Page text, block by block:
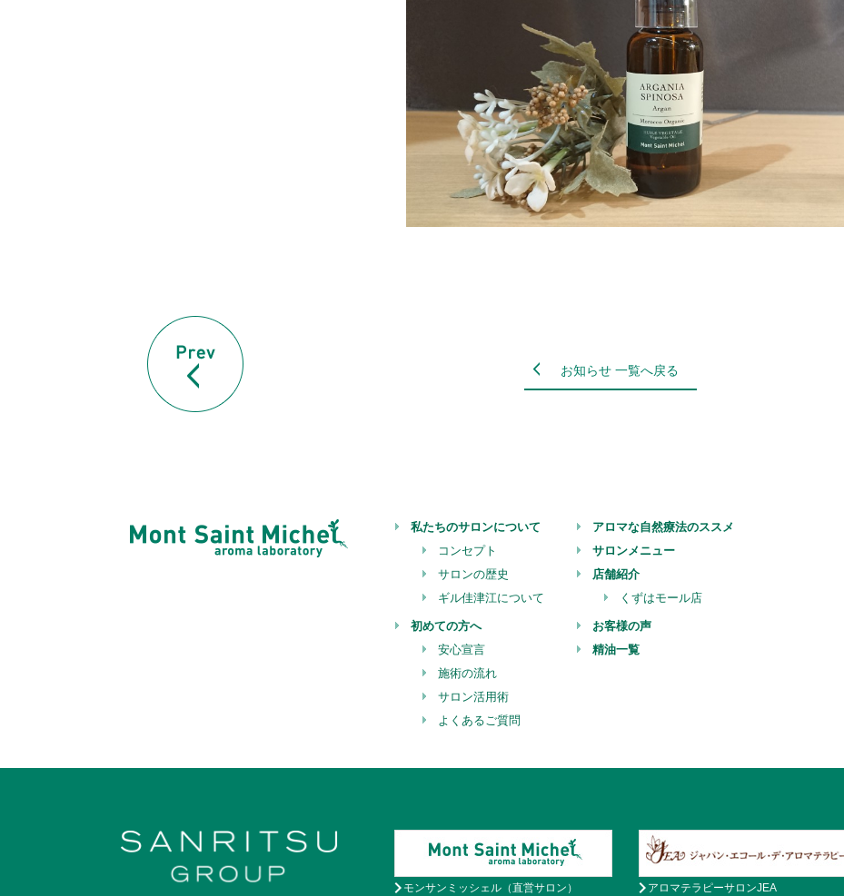
お知らせ 一覧へ戻る
私たちのサロンについて
コンセプト
サロンの歴史
ギル佳津江について
初めての方へ
安心宣言
施術の流れ
サロン活用術
よくあるご質問
アロマな自然療法のススメ
サロンメニュー
店舗紹介
くずはモール店
お客様の声
精油一覧
モンサンミッシェル（直営サロン） アロマテラピーサロンJEA